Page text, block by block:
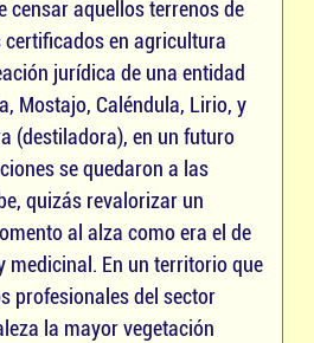
censar aquellos terrenos de
certificados en agricultura
jurídica de una entidad
Mostajo, Caléndula, Lirio, y
(destiladora), en un futuro
se quedaron a las
quizás revalorizar un
al alza como era el de
medicinal. En un territorio que
profesionales del sector
la mayor vegetación